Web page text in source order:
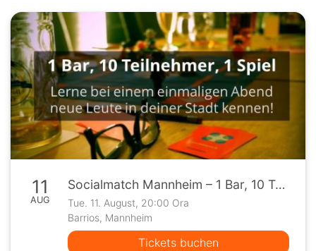
11
AUG
Socialmatch Mannheim – 1 Bar, 10 Teilnehmer, 1 Spiel
Tue. 11. August, 20:00 Ora
Barrios, Mannheim
Tickets buchen